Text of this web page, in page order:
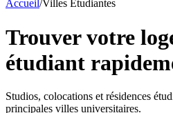
Accueil/Villes Étudiantes
Trouver votre
étudiant
Studios, colocations et résidences
principales villes universitaires.